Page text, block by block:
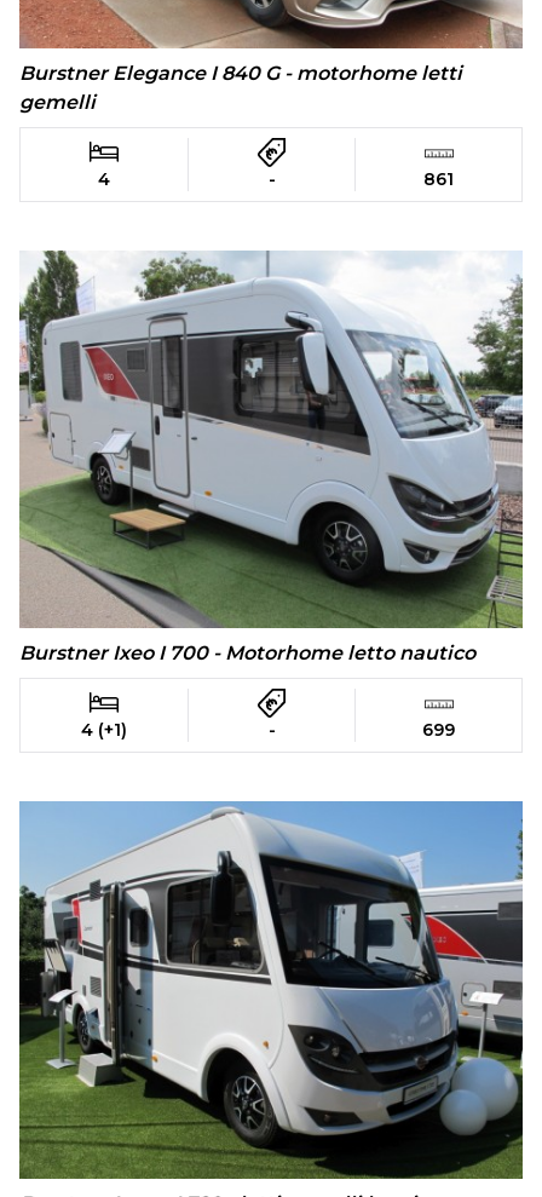
Burstner Elegance I 840 G - motorhome letti
gemelli
4 - 861
Burstner Ixeo I 700 - Motorhome letto nautico
4 (+1) - 699